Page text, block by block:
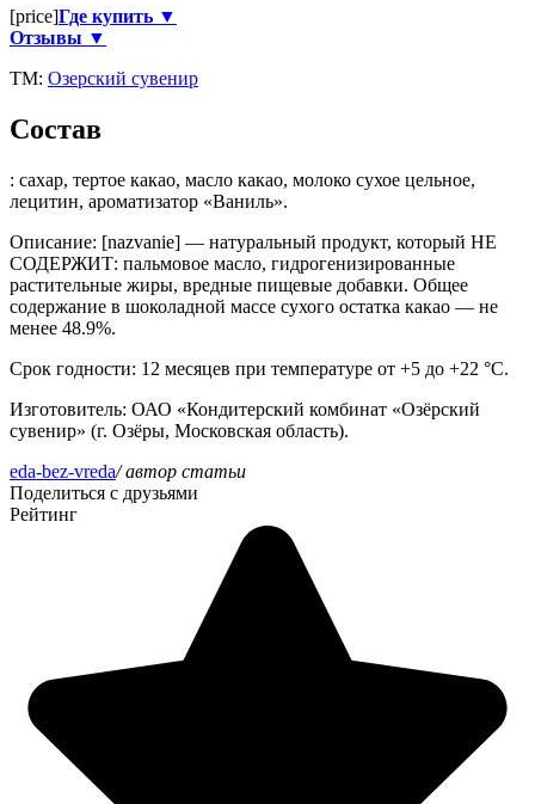
[price]Где купить ▼
Отзывы ▼
ТМ: Озерский сувенир
Состав
: сахар, тертое какао, масло какао, молоко сухое цельное,
лецитин, ароматизатор «Ваниль».
Описание: [nazvanie] — натуральный продукт, который НЕ
СОДЕРЖИТ: пальмовое масло, гидрогенизированные
растительные жиры, вредные пищевые добавки. Общее
содержание в шоколадной массе сухого остатка какао — не
менее 48.9%.
Срок годности: 12 месяцев при температуре от +5 до +22 °C.
Изготовитель: ОАО «Кондитерский комбинат «Озёрский
сувенир» (г. Озёры, Московская область).
eda-bez-vreda/ автор статьи
Поделиться с друзьями
Рейтинг